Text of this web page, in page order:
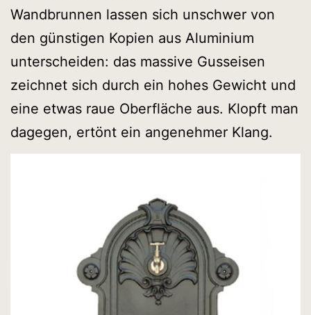
Wandbrunnen lassen sich unschwer von
den günstigen Kopien aus Aluminium
unterscheiden: das massive Gusseisen
zeichnet sich durch ein hohes Gewicht und
eine etwas raue Oberfläche aus. Klopft man
dagegen, ertönt ein angenehmer Klang.